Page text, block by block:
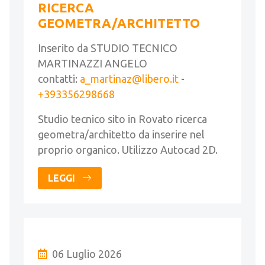
RICERCA
GEOMETRA/ARCHITETTO
Inserito da STUDIO TECNICO
MARTINAZZI ANGELO
contatti: a_martinaz@libero.it -
+393356298668
Studio tecnico sito in Rovato ricerca
geometra/architetto da inserire nel
proprio organico. Utilizzo Autocad 2D.
LEGGI
06 Luglio 2026